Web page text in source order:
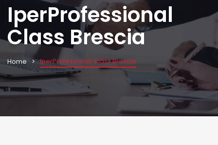
IperProfessional
Class Brescia
Home IperProfessional Class Brescia